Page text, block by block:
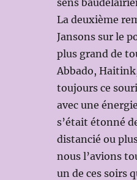
La deuxième
Jansons sur le
plus grand de
Abbado,
toujours ce
avec une
s’était étonné
distancié ou
nous l’avions
un de ces soirs